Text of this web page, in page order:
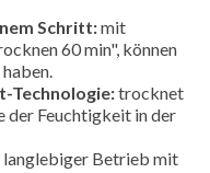
Schritt:mit
60 min", können
Technologie:trocknet
der Feuchtigkeit in der
langlebiger Betrieb mit